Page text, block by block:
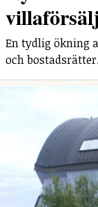
En tydlig ökning
och